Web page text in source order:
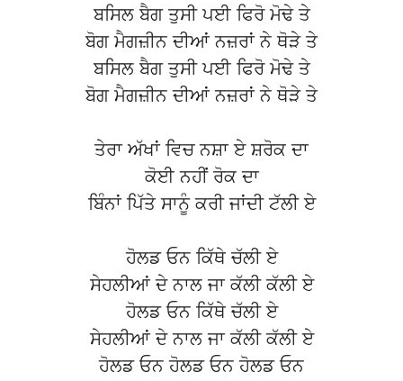
ਬਸਿਲ ਬੈਗ ਤੁਸੀ ਪਈ ਫਿਰੋ ਮੋਢੇ ਤੇ
ਬੋਗ ਮੈਗਜ਼ੀਨ ਦੀਆਂ ਨਜ਼ਰਾਂ ਨੇ ਥੋੜੇ ਤੇ
ਬਸਿਲ ਬੈਗ ਤੁਸੀ ਪਈ ਫਿਰੋ ਮੋਢੇ ਤੇ
ਬੋਗ ਮੈਗਜ਼ੀਨ ਦੀਆਂ ਨਜ਼ਰਾਂ ਨੇ ਥੋੜੇ ਤੇ
ਤੇਰਾ ਅੱਖਾਂ ਵਿਚ ਨਸ਼ਾ ਏ ਸ਼ਰੋਕ ਦਾ
ਕੋਈ ਨਹੀਂ ਰੋਕ ਦਾ
ਬਿੰਨਾਂ ਪਿੱਤੇ ਸਾਨੂੰ ਕਰੀ ਜਾਂਦੀ ਟੱਲੀ ਏ
ਹੋਲਡ ਓਨ ਕਿੱਥੇ ਚੱਲੀ ਏ
ਸੇਹਲੀਆਂ ਦੇ ਨਾਲ ਜਾ ਕੱਲੀ ਕੱਲੀ ਏ
ਹੋਲਡ ਓਨ ਕਿੱਥੇ ਚੱਲੀ ਏ
ਸੇਹਲੀਆਂ ਦੇ ਨਾਲ ਜਾ ਕੱਲੀ ਕੱਲੀ ਏ
ਹੋਲਡ ਓਨ ਹੋਲਡ ਓਨ ਹੋਲਡ ਓਨ